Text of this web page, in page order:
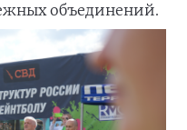
объединений.